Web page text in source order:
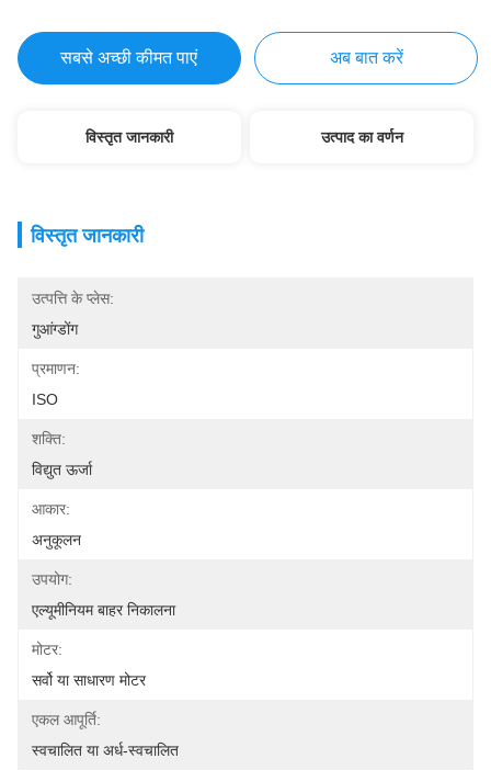
सबसे अच्छी कीमत पाएं अब बात करें
विस्तृत जानकारी उत्पाद का वर्णन
विस्तृत जानकारी
उत्पत्ति के प्लेस:
गुआंग्डोंग
प्रमाणन:
ISO
शक्ति:
विद्युत ऊर्जा
आकार:
अनुकूलन
उपयोग:
एल्यूमीनियम बाहर निकालना
मोटर:
सर्वो या साधारण मोटर
एकल आपूर्ति:
स्वचालित या अर्ध-स्वचालित